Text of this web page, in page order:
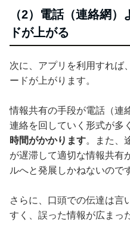
（2）電話（連絡網
ドが上がる
次に、アプリを利用すれば
ードが上がります。
情報共有の手段が電話（連
連絡を回していく形式が多
時間がかかります。また、
が遅滞して適切な情報共有
ルへと発展しかねないので
さらに、口頭での伝達は言
すく、誤った情報が広まっ